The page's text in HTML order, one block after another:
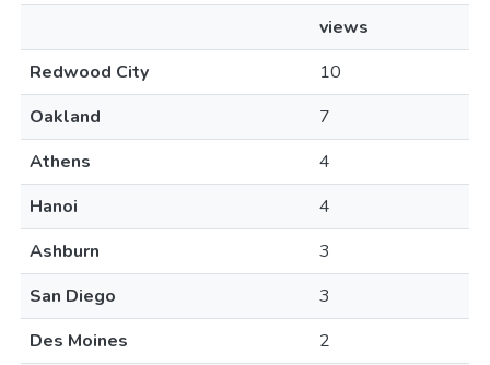
views
Redwood City
10
Oakland
7
Athens
4
Hanoi
4
Ashburn
3
San Diego
3
Des Moines
2